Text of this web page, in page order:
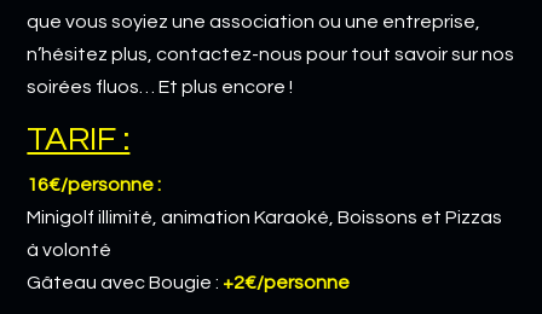
que vous soyiez une association ou une entreprise,
n’hésitez plus, contactez-nous pour tout savoir sur nos
soirées fluos… Et plus encore !
TARIF :
16€/personne :
Minigolf illimité, animation Karaoké, Boissons et Pizzas
à volonté
Gâteau avec Bougie : +2€/personne